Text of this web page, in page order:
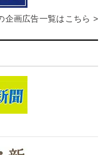
企画広告一覧はこちら >